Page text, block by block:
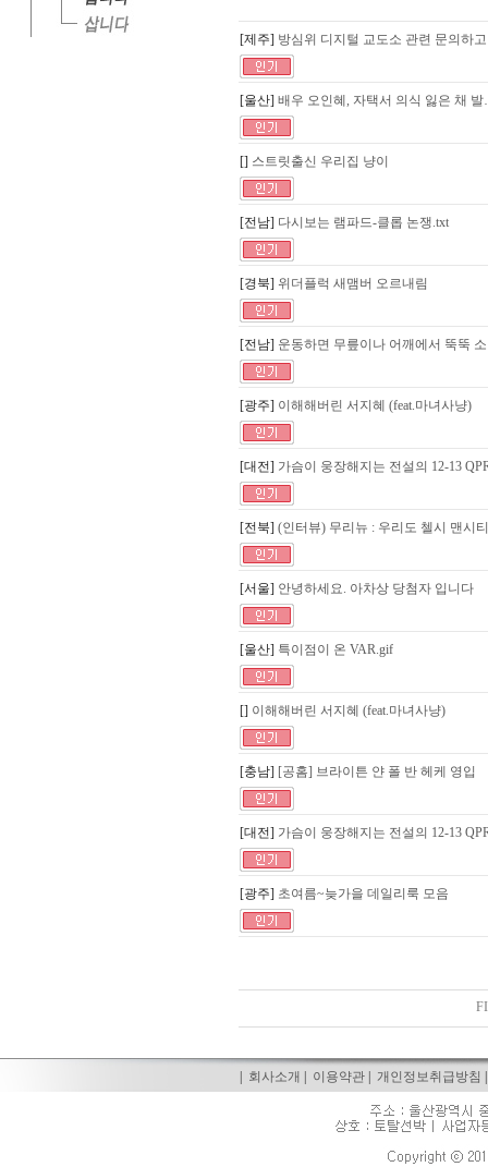
[제주] 방심위 디지털 교도소 관련 문의하
[울산] 배우 오인혜, 자택서 의식 잃은 채
[] 스트릿출신 우리집 냥이
[전남] 다시보는 램파드-클롭 논쟁.txt
[경북] 위더플럭 새맴버 오르내림
[전남] 운동하면 무릎이나 어깨에서 뚝뚝
[광주] 이해해버린 서지혜 (feat.마녀사냥)
[대전] 가슴이 웅장해지는 전설의 12-13
[전북] (인터뷰) 무리뉴 : 우리도 첼시 맨시
[서울] 안녕하세요. 아차상 당첨자 입니다
[울산] 특이점이 온 VAR.gif
[] 이해해버린 서지혜 (feat.마녀사냥)
[충남] [공홈] 브라이튼 얀 폴 반 헤케 영입
[대전] 가슴이 웅장해지는 전설의 12-13
[광주] 초여름~늦가을 데일리룩 모음
회사소개 이용약관 |개인정보취급방침